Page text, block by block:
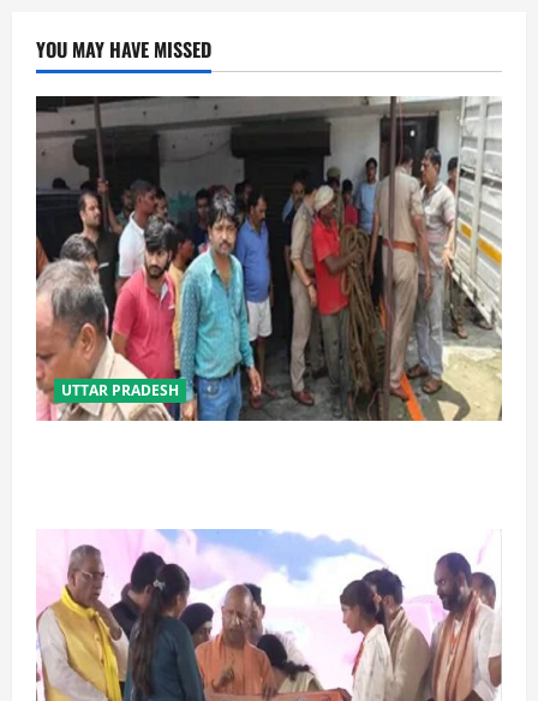
YOU MAY HAVE MISSED
UTTAR PRADESH